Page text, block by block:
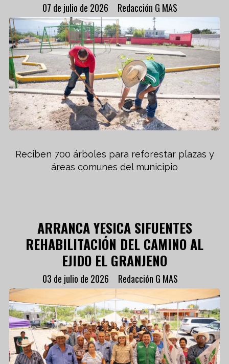
Redacción G MAS
07 de julio de 2026
Reciben 700 árboles para reforestar plazas y
áreas comunes del municipio
ARRANCA YESICA SIFUENTES
REHABILITACIÓN DEL CAMINO AL
EJIDO EL GRANJENO
Redacción G MAS
03 de julio de 2026